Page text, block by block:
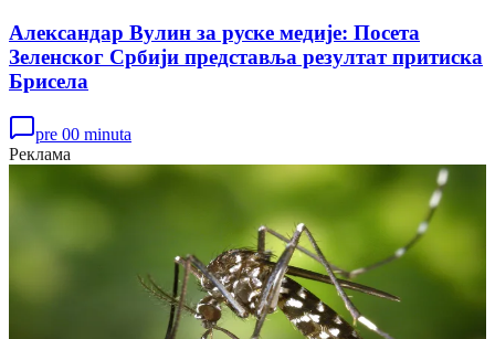
Александар Вулин за руске медије: Посета
Зеленског Србији представља резултат притиска
Брисела
pre 00 minuta
Реклама